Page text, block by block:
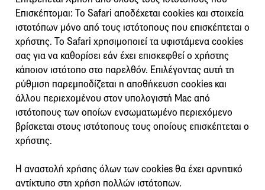
Επισκέπτομαι: Το Safari αποδέχεται cookies και στοιχεία
ιστοτόπων μόνο από τους ιστότοπους που επισκέπτεται ο
χρήστης. Το Safari χρησιμοποιεί τα υφιστάμενα cookies
σας για να καθορίσει εάν έχει επισκεφθεί ο χρήστης
κάποιον ιστότοπο στο παρελθόν. Επιλέγοντας αυτή τη
ρύθμιση παρεμποδίζεται η αποθήκευση cookies και
άλλου περιεχομένου στον υπολογιστή Mac από
ιστότοπους των οποίων ενσωματωμένο περιεχόμενο
βρίσκεται στους ιστότοπους τους οποίους επισκέπτεται ο
χρήστης.
Η αναστολή χρήσης όλων των cookies θα έχει αρνητικό
αντίκτυπο στη χρήση πολλών ιστότοπων.